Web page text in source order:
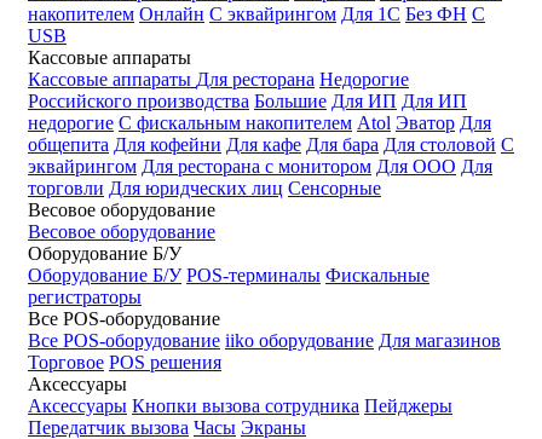
накопителем Онлайн С эквайрингом Для 1С Без ФН С
USB
Кассовые аппараты
Кассовые аппараты Для ресторана Недорогие
Российского производства Большие Для ИП Для ИП
недорогие С фискальным накопителем Atol Эватор Для
общепита Для кофейни Для кафе Для бара Для столовой С
эквайрингом Для ресторана с монитором Для ООО Для
торговли Для юридческих лиц Сенсорные
Весовое оборудование
Весовое оборудование
Оборудование Б/У
Оборудование Б/У POS-терминалы Фискальные
регистраторы
Все POS-оборудование
Все POS-оборудование iiko оборудование Для магазинов
Торговое POS решения
Аксессуары
Аксессуары Кнопки вызова сотрудника Пейджеры
Передатчик вызова Часы Экраны